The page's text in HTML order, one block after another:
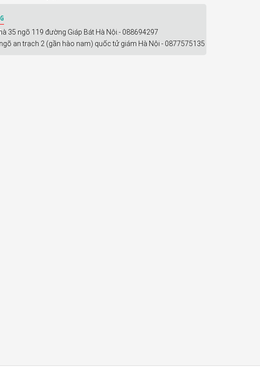
35 ngõ 119 đường Giáp Bát Hà Nội.- 088694297
an trạch 2 (gần hào nam) quốc tử giám Hà Nội - 0877575135